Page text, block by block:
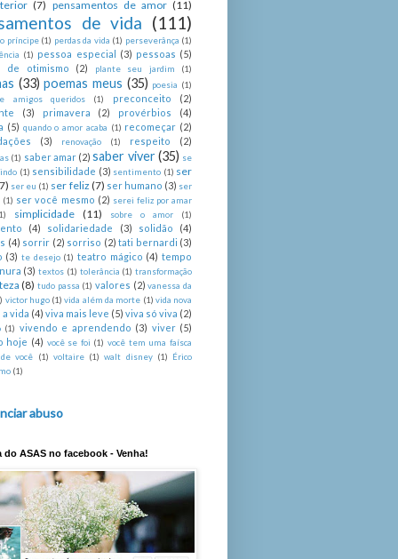
(7) pensamentos de amor (11)
de vida (111)
príncipe (1) perdas da vida (1) perseverânça (1)
(1) pessoa especial (3) pessoas (5)
de otimismo
(2) plante seu jardim (1)
(33) poemas meus (35) poesia (1)
amigos queridos
(1) preconceito
(2)
(3) primavera (2) provérbios
(4)
(5) quando o amor acaba (1) recomeçar (2)
(3) renovação (1) respeito (2)
(1) saber amar (2) saber viver (35) se
(1) sensibilidade (3) sentimento (1) ser
ser eu (1) ser feliz (7) ser humano (3) ser
(1) ser você mesmo (2) serei feliz por amar
simplicidade (11) sobre o amor (1)
(4) solidariedade (3) solidão
(4)
(4) sorrir (2) sorriso (2) tati bernardi (3)
(3) te desejo (1) teatro mágico (4) tempo
(3) textos (1) tolerância (1) transformação
(8) tudo passa (1) valores (2) vanessa da
victor hugo (1) vida além da morte (1) vida nova
a vida (4) viva mais leve (5) viva só viva (2)
(1) vivendo e aprendendo (3) viver (5)
hoje (4) você se foi (1) você tem uma faísca
você
(1) voltaire (1) walt disney (1)
Érico
(1)
abuso
do ASAS no facebook - Venha!